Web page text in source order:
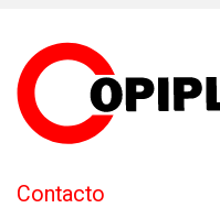
Contacto